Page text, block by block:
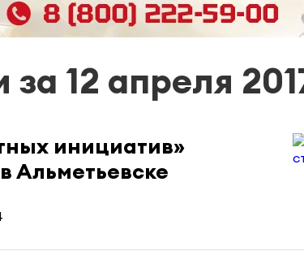
за 12 апреля
инициатив»
Альметьевске